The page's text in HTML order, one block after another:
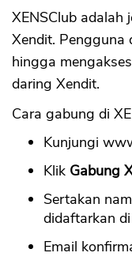
XENSClub adalah
Xendit. Pengguna
hingga
daring Xendit.
Cara gabung di
Kunjungi
Klik Gabung
Sertakan
didaftarkan
Email